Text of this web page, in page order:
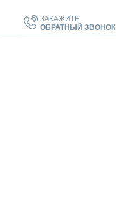
ЗАКАЖИТЕ
ОБРАТНЫЙ ЗВОНОК